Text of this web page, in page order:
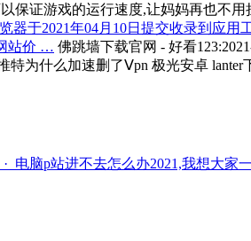
保证游戏的运行速度,让妈妈再也不
器于2021年04月10日提交收录到应
站价 … 佛跳墙下载官网 - 好看
特为什么加速删了Ⅴpn 极光安卓
电脑p站进不去怎么办2021,我想大